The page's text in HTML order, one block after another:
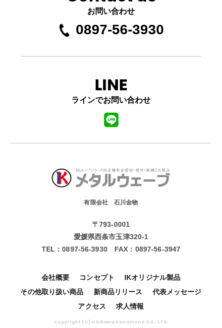
お問い合わせ
0897-56-3930
LINE
ラインでお問い合わせ
有限会社 石川金物
〒793-0001
愛媛県西条市玉津320-1
TEL：0897-56-3930FAX： 0897-56-3947
会社概要 コンセプト
IKオリジナル製品
その他取り扱い商品
新商品リリース
代表メッセージ
アクセス
求人情報
Copyright (C) Ishikawa Kanamono CO., LTD.